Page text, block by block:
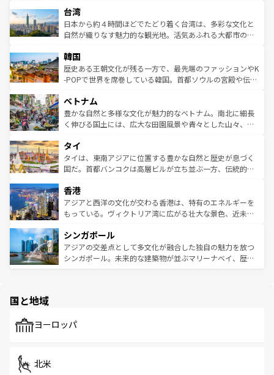
ならではの贅沢な旅のスタイルだ。 なお、新着のアメリカ
情報はコンテンツ一覧を参照してほしい。
れるおもてなしの心で訪れる人々を迎えてくれるハワイの
人々、おいしいローカルフードやハワイアンミュージッ
ク、伝統的なフラダンスなど、すべてがハワイの魅力を彩
ワイを、存分に味わってほしい。 なお、新着のハワイ情報
はコンテンツ一覧を参照してほしい。
リアリーフや大陸中央部にそびえるウルル（エアーズロッ
ク）、タスマニアの美しい原生林やケアンズの熱帯雨林な
ど、見どころがたくさん。また、カフェやワイン、オージ
いる。アクティビティも充実しており、サーフィンやダイ
ビング、ハイキングなど、アウトドア好きにはたまらな
い。オーストラリアの多彩な魅力を存分に味わいつくそ
参照してほしい。
台湾
日本から約４時間ほどでたどり着く台湾は、多彩な文化と
自然が織りなす魅力的な観光地。活気あふれる大都市の台
ン）、静ひつな山岳地帯である台湾東部など、都市の喧騒
と山間の静けさが共存しており、訪れる人に新しい発見と
驚きをもたらしてくれる。また、奥深い台湾の食文化も魅
容にもいいと評判のスイーツなど、バラエティ豊かな料理
が味わえる。 なお、新着の台湾情報は コンテンツ一覧を参
照してほしい。
韓国
歴史ある王朝文化が残る一方で、最先端のファッションやK
-POPで世界を席巻している韓国。首都ソウルの宮殿や伝統
き、地方に足を延ばせば四季折々の自然美を楽しむことが
できる。そして、キムチや焼肉、絶品のストリートフード
まで、さまざまな韓国料理が待っている。夜には、韓国な
リティに包まれながら、韓国の多彩な魅力を心ゆくまで味
わってみてほしい。 なお、新着の韓国情報はコンテンツ一
覧を参照してほしい。
ベトナム
豊かな自然と多様な文化が魅力的なベトナム。南北に細長
く伸びる国土には、広大な田園風景や青々とした山々、世
急速な発展と共に伝統が息づく。ハノイの古い町並みやホ
ーチミン市のフランス統治時代の建物も、独特の雰囲気を
醸し出している。また、バラエティの豊かさとおいしさで
とつ。フォーやバインミー、ベトナムコーヒーなどは、ぜ
ひ現地で味わいたい。どの地域を訪れてもあたたかい人々
が旅行者を迎えてくれるので、きっと忘れられない旅にな
参照してほしい。
タイ
タイは、東南アジアに位置する豊かな自然と歴史が息づく
国だ。首都バンコクは高層ビルが立ち並ぶ一方、伝統的な
の活気が交差している。北部ではチェンマイなどの山岳地
帯で自然と触れ合い、南部ではプーケットやクラビの美し
いビーチでリゾート気分を楽しむことができる。タイ料理
激する。気候は一年中温暖で、どの季節にも異なる楽しみ
が待っている。親しみやすいタイの人々、仏教を中心とし
た文化、そして多様な観光資源が、訪れる旅人を魅了し続
香港
アジアと西洋の文化が交わる香港は、特有のエネルギーを
もっている。ヴィクトリア湾に広がる壮大な景色、近未来
み、どこを訪れても感動するはず。観光スポットが密集し
ており、効率よく見どころを回れるのも魅力。息をのむよ
うな絶景から文化的な体験まで、香港を存分に楽しみ尽く
シンガポール
アジアの交差点として多文化が融合した独自の魅力を放つ
シンガポール。未来的な建築物が並ぶマリーナベイ、歴史
で、ホーカーズは地元の風情を楽しめる外せないスポット
国と地域
ヨーロッパ
北米